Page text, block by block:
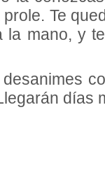
Te
la mano, y
días